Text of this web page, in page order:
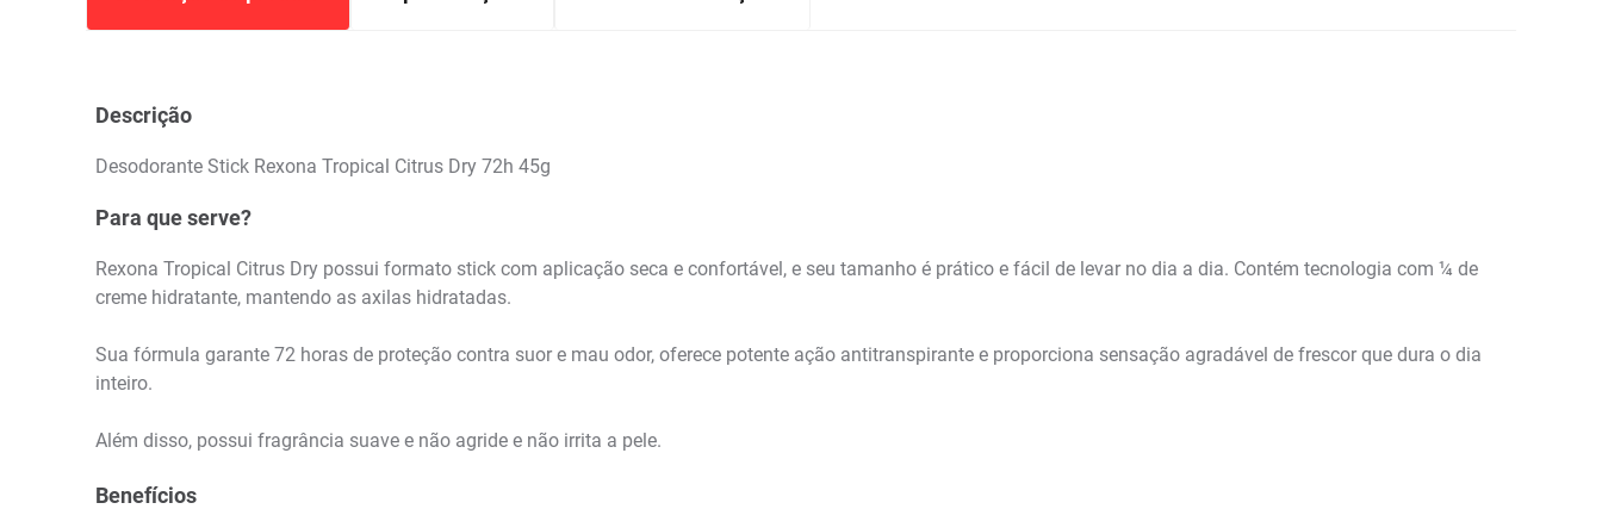
Descrição
Desodorante Stick Rexona Tropical Citrus Dry 72h 45g
Para que serve?
Rexona Tropical Citrus Dry possui formato stick com aplicação seca e confortável, e seu tamanho é prático e fácil de levar no dia a dia. Contém tecnologia com ¼ de
creme hidratante, mantendo as axilas hidratadas.
Sua fórmula garante 72 horas de proteção contra suor e mau odor, oferece potente ação antitranspirante e proporciona sensação agradável de frescor que dura o dia
inteiro.
Além disso, possui fragrância suave e não agride e não irrita a pele.
Benefícios